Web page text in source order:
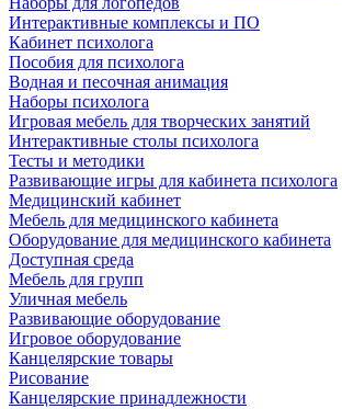
Интерактивные комплексы и ПО
Кабинет психолога
Пособия для психолога
Водная и песочная анимация
Наборы психолога
Игровая мебель для творческих занятий
Интерактивные столы психолога
Тесты и методики
Развивающие игры для кабинета психолога
Медицинский кабинет
Мебель для медицинского кабинета
Оборудование для медицинского кабинета
Доступная среда
Мебель для групп
Уличная мебель
Развивающие оборудование
Игровое оборудование
Канцелярские товары
Рисование
Канцелярские принадлежности